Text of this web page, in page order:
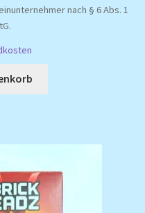
nach § 6 Abs. 1